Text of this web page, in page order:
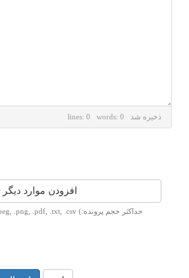
lines: 0 words: 0 ذخیره شد
افزودن موارد دیگر